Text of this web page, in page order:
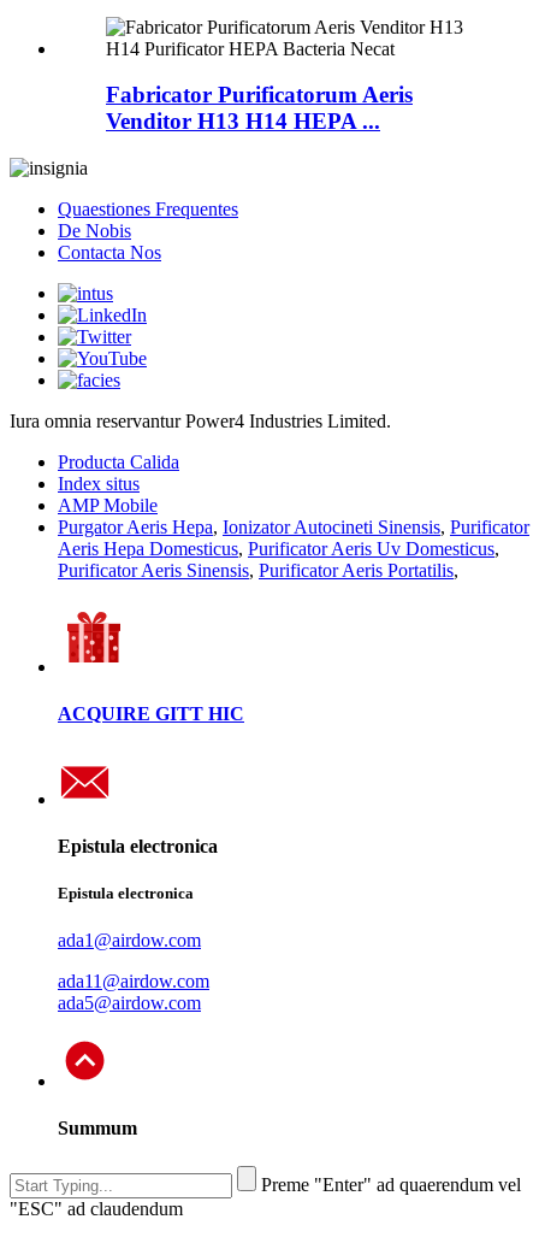
Fabricator Purificatorum Aeris
Venditor H13 H14 HEPA ...
Quaestiones Frequentes
De Nobis
Contacta Nos
Iura omnia reservantur Power4 Industries Limited.
Producta Calida
Index situs
AMP Mobile
Purgator Aeris Hepa, Ionizator Autocineti Sinensis, Purificator
Aeris Hepa Domesticus, Purificator Aeris Uv Domesticus,
Purificator Aeris Sinensis, Purificator Aeris Portatilis,
ACQUIRE GITT HIC
Epistula electronica
Epistula electronica
ada1@airdow.com
ada11@airdow.com
ada5@airdow.com
Summum
Preme "Enter" ad quaerendum vel
"ESC" ad claudendum